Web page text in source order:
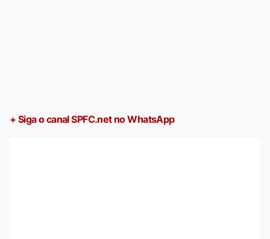
+ Siga o canal SPFC.net no WhatsApp